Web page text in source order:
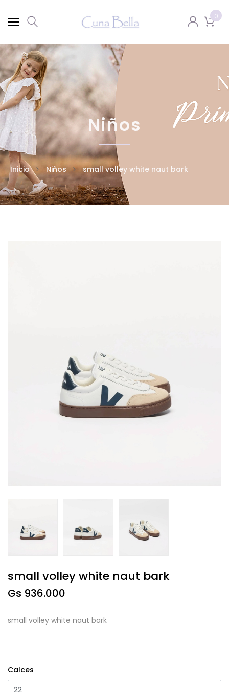
0
Niños
Inicio Niños small volley white naut bark
small volley white naut bark
Gs 936.000
small volley white naut bark
Calces